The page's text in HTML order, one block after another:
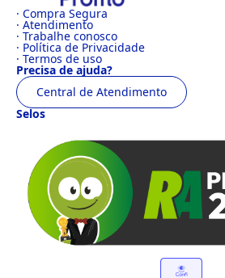
· Compra Segura
· Atendimento
· Trabalhe conosco
· Política de Privacidade
· Termos de uso
Precisa de ajuda?
Central de Atendimento
Selos